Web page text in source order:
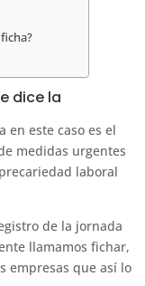
dice la
en este caso es el
medidas urgentes
laboral
de la jornada
llamamos fichar,
empresas que así lo